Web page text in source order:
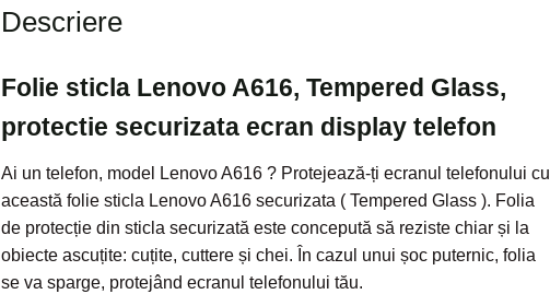
Descriere
Folie sticla Lenovo A616, Tempered Glass,
protectie securizata ecran display telefon
Ai un telefon, model Lenovo A616 ? Protejează-ți ecranul telefonului cu
această folie sticla Lenovo A616 securizata ( Tempered Glass ). Folia
de protecție din sticla securizată este concepută să reziste chiar și la
obiecte ascuțite: cuțite, cuttere și chei. În cazul unui șoc puternic, folia
se va sparge, protejând ecranul telefonului tău.